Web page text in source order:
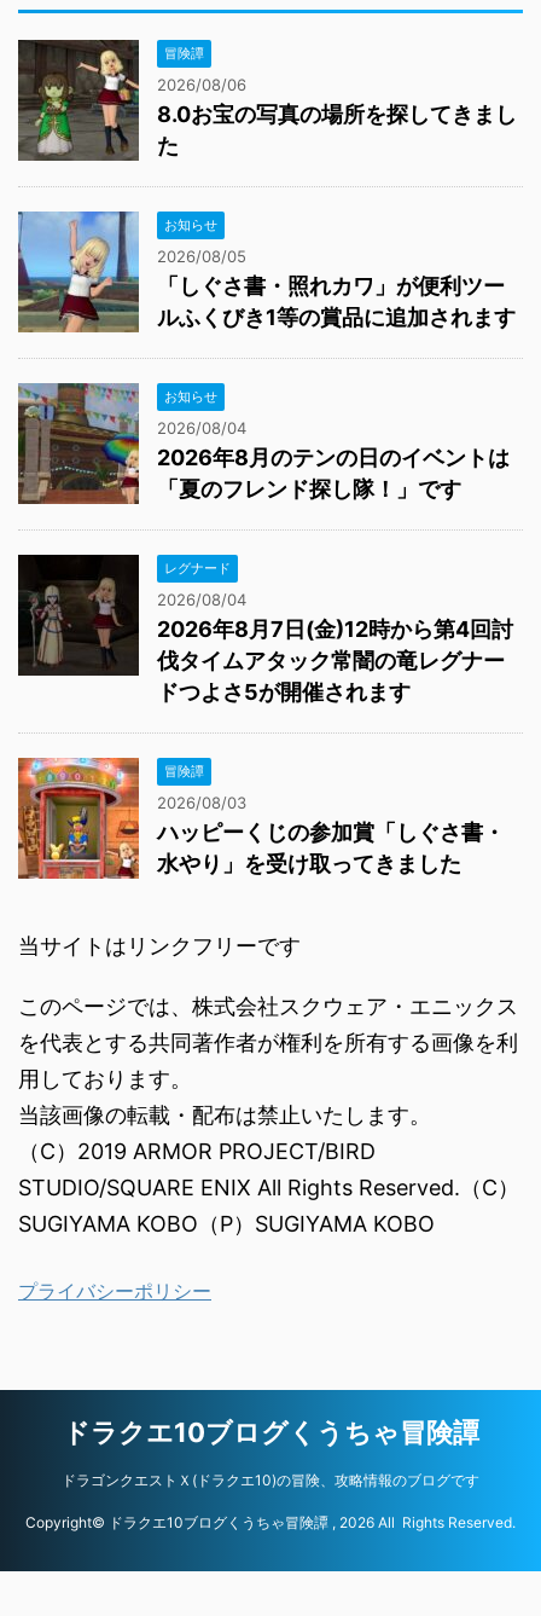
冒険譚
2026/08/06
8.0お宝の写真の場所を探してきまし
た
お知らせ
2026/08/05
「しぐさ書・照れカワ」が便利ツー
ルふくびき1等の賞品に追加されます
お知らせ
2026/08/04
2026年8月のテンの日のイベントは
「夏のフレンド探し隊！」です
レグナード
2026/08/04
2026年8月7日(金)12時から第4回討
伐タイムアタック常闇の竜レグナー
ドつよさ5が開催されます
冒険譚
2026/08/03
ハッピーくじの参加賞「しぐさ書・
水やり」を受け取ってきました
当サイトはリンクフリーです
このページでは、株式会社スクウェア・エニックス
を代表とする共同著作者が権利を所有する画像を利
用しております。
当該画像の転載・配布は禁止いたします。
（C）2019 ARMOR PROJECT/BIRD
STUDIO/SQUARE ENIX All Rights Reserved.（C）
SUGIYAMA KOBO（P）SUGIYAMA KOBO
プライバシーポリシー
ドラクエ10ブログくうちゃ冒険譚
ドラゴンクエストＸ(ドラクエ10)の冒険、攻略情報のブログです
Copyright© ドラクエ10ブログくうちゃ冒険譚 , 2026 All Rights Reserved.